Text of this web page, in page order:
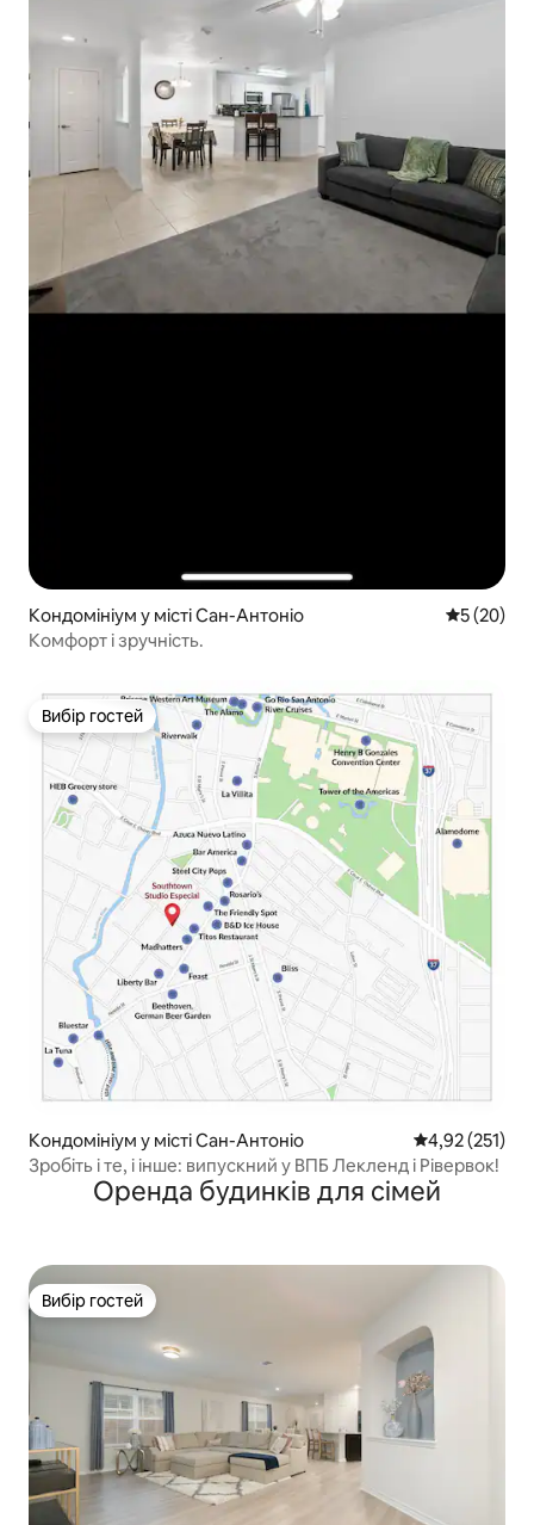
Кондомініум у місті Сан-Антоніо Середня
5 (20)
Комфорт і зручність.
Вибір гостей
Вибір гостей
Кондомініум у місті Сан-Антоніо Середня
4,92 (251)
Зробіть і те, і інше: випускний у ВПБ Лекленд і Рівервок!
Оренда будинків для сімей
Вибір гостей
Вибір гостей